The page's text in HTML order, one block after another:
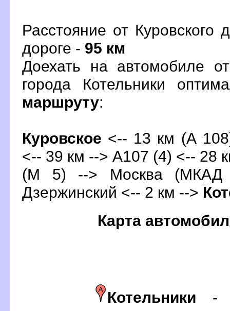
Расстояние от Куровского
дороге - 95 км
Доехать на автомобиле
орода Котельники
маршруту:
Куровское <-- 13 км (А
<-- 39 км --> А107 (4) <-- 28
(М 5) --> Москва
Дзержинский <-- 2 км -->
Карта
Котельники